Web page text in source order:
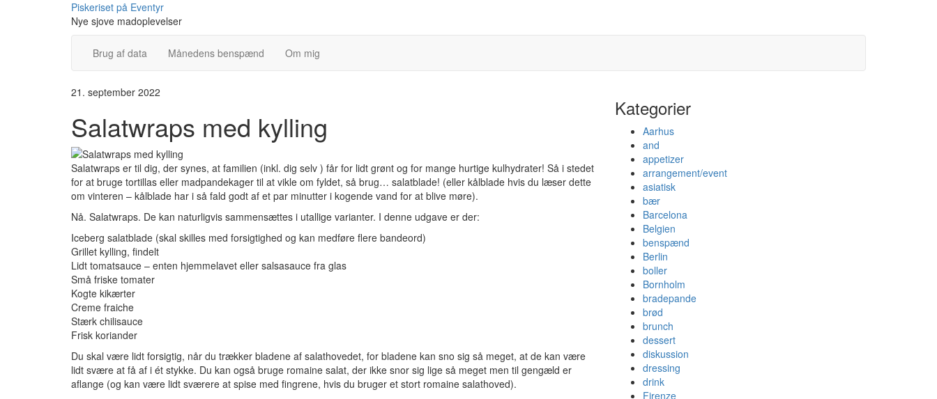
Piskeriset på Eventyr
Nye sjove madoplevelser
Brug af data Månedens benspænd Om mig
21. september 2022
Salatwraps med kylling
Salatwraps er til dig, der synes, at familien (inkl. dig selv ) får for lidt grønt og for mange hurtige kulhydrater! Så i stedet
for at bruge tortillas eller madpandekager til at vikle om fyldet, så brug… salatblade! (eller kålblade hvis du læser dette
om vinteren – kålblade har i så fald godt af et par minutter i kogende vand for at blive møre).
Nå. Salatwraps. De kan naturligvis sammensættes i utallige varianter. I denne udgave er der:
Iceberg salatblade (skal skilles med forsigtighed og kan medføre flere bandeord)
Grillet kylling, findelt
Lidt tomatsauce – enten hjemmelavet eller salsasauce fra glas
Små friske tomater
Kogte kikærter
Creme fraiche
Stærk chilisauce
Frisk koriander
Du skal være lidt forsigtig, når du trækker bladene af salathovedet, for bladene kan sno sig så meget, at de kan være
lidt svære at få af i ét stykke. Du kan også bruge romaine salat, der ikke snor sig lige så meget men til gengæld er
aflange (og kan være lidt sværere at spise med fingrene, hvis du bruger et stort romaine salathoved).
Kategorier
Aarhus
and
appetizer
arrangement/event
asiatisk
bær
Barcelona
Belgien
benspænd
Berlin
boller
Bornholm
bradepande
brød
brunch
dessert
diskussion
dressing
drink
Firenze